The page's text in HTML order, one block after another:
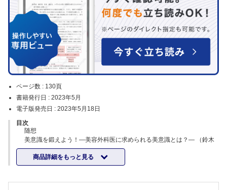
ページ数 : 130頁
書籍発行日 : 2023年5月
電子版発売日 : 2023年5月18日
目次
随想
美意識を鍛えよう！―美容外科医に求められる美意識とは？― （鈴木
芳郎）
特集 乳輪乳頭の疾患
企画にあたって（細川 亙）（冨田興一）
商品詳細をもっと見る